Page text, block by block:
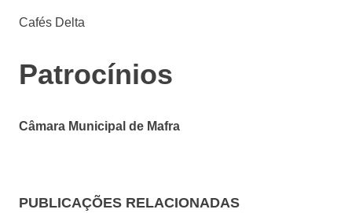
Cafés Delta
Patrocínios
Câmara Municipal de Mafra
PUBLICAÇÕES RELACIONADAS